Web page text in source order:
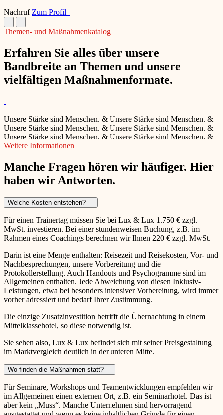
Nachruf Zum Profil
Themen- und Maßnahmenkatalog
Erfahren Sie alles über unsere
Bandbreite an Themen und unsere
vielfältigen Maßnahmenformate.
Unsere Stärke sind Menschen. & Unsere Stärke sind Menschen. &
Unsere Stärke sind Menschen. & Unsere Stärke sind Menschen. &
Unsere Stärke sind Menschen. & Unsere Stärke sind Menschen. &
Weitere Informationen
Manche Fragen hören wir häufiger. Hier
haben wir Antworten.
Welche Kosten entstehen?
Für einen Trainertag müssen Sie bei Lux & Lux 1.750 € zzgl.
MwSt. investieren. Bei einer stundenweisen Buchung, z.B. im
Rahmen eines Coachings berechnen wir Ihnen 220 € zzgl. MwSt.
Darin ist eine Menge enthalten: Reisezeit und Reisekosten, Vor- und
Nachbesprechungen, unsere Vorbereitung und die
Protokollerstellung. Auch Handouts und Psychogramme sind im
Allgemeinen enthalten. Jede Abweichung von diesen Inklusiv-
Leistungen, etwa bei besonders intensiver Vorbereitung, wird immer
vorher adressiert und bedarf Ihrer Zustimmung.
Die einzige Zusatzinvestition betrifft die Übernachtung in einem
Mittelklassehotel, so diese notwendig ist.
Sie sehen also, Lux & Lux befindet sich mit seiner Preisgestaltung
im Marktvergleich deutlich in der unteren Mitte.
Wo finden die Maßnahmen statt?
Für Seminare, Workshops und Teamentwicklungen empfehlen wir
im Allgemeinen einen externen Ort, z.B. ein Seminarhotel. Das ist
aber kein „Muss“. Manche Unternehmen sind hervorragend